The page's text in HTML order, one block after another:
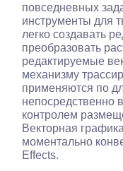
повседневных
инструменты для
легко создавать
преобразовать
редактируемые
механизму
применяются по
непосредственно
контролем
Векторная
моментально
Effects.